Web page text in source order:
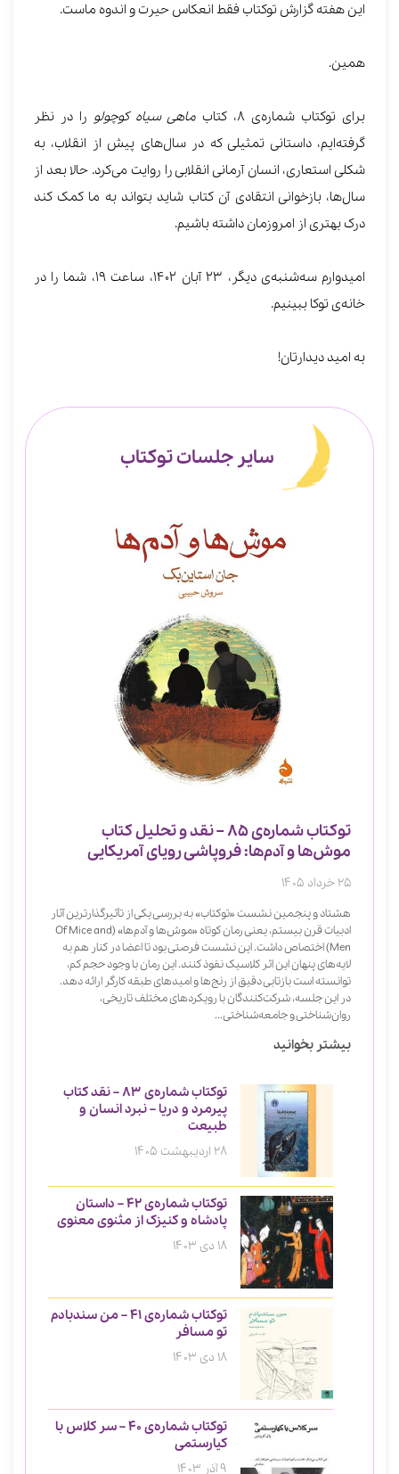
این هفته گزارش توکتاب فقط انعکاس حیرت و اندوه ماست.
همین.
برای توکتاب شماره‌ی 8، کتاب ماهی سیاه کوچولو را در نظر
گرفته‌ایم، داستانی تمثیلی که در سال‌های پیش از انقلاب، به
شکلی استعاری، انسان آرمانی انقلابی را روایت می‌کرد. حالا بعد از
سال‌ها، بازخوانی انتقادی آن کتاب شاید بتواند به ما کمک کند
درک بهتری از امروزمان داشته باشیم.
امیدوارم سه‌شنبه‌ی دیگر، 23 آبان 1402، ساعت 19، شما را در
خانه‌ی توکا ببینیم.
به امید دیدارتان!
سایر جلسات توکتاب
توکتاب شماره‌ی 85 – نقد و تحلیل کتاب
موش‌ها و آدم‌ها: فروپاشی رویای آمریکایی
25 خرداد 1405
هشتاد و پنجمین نشست «توکتاب» به بررسی یکی از تأثیرگذارترین آثار
ادبیات قرن بیستم، یعنی رمان کوتاه «موش‌ها و آدم‌ها» (Of Mice and
Men) اختصاص داشت. این نشست فرصتی بود تا اعضا در کنار هم به
لایه‌های پنهان این اثر کلاسیک نفوذ کنند. این رمان با وجود حجم کم،
توانسته است بازتابی دقیق از رنج‌ها و امیدهای طبقه کارگر ارائه دهد.
در این جلسه، شرکت‌کنندگان با رویکردهای مختلف تاریخی،
روان‌شناختی و جامعه‌شناختی...
بیشتر بخوانید
توکتاب شماره‌ی 83 – نقد کتاب
پیرمرد و دریا – نبرد انسان و
طبیعت
28 اردیبهشت 1405
توکتاب شماره‌ی 42 – داستان
پادشاه و کنیزک از مثنوی معنوی
18 دی 1403
توکتاب شماره‌ی 41 – من سندبادم
تو مسافر
18 دی 1403
توکتاب شماره‌ی 40 – سر کلاس با
کیارستمی
9 آذر 1403